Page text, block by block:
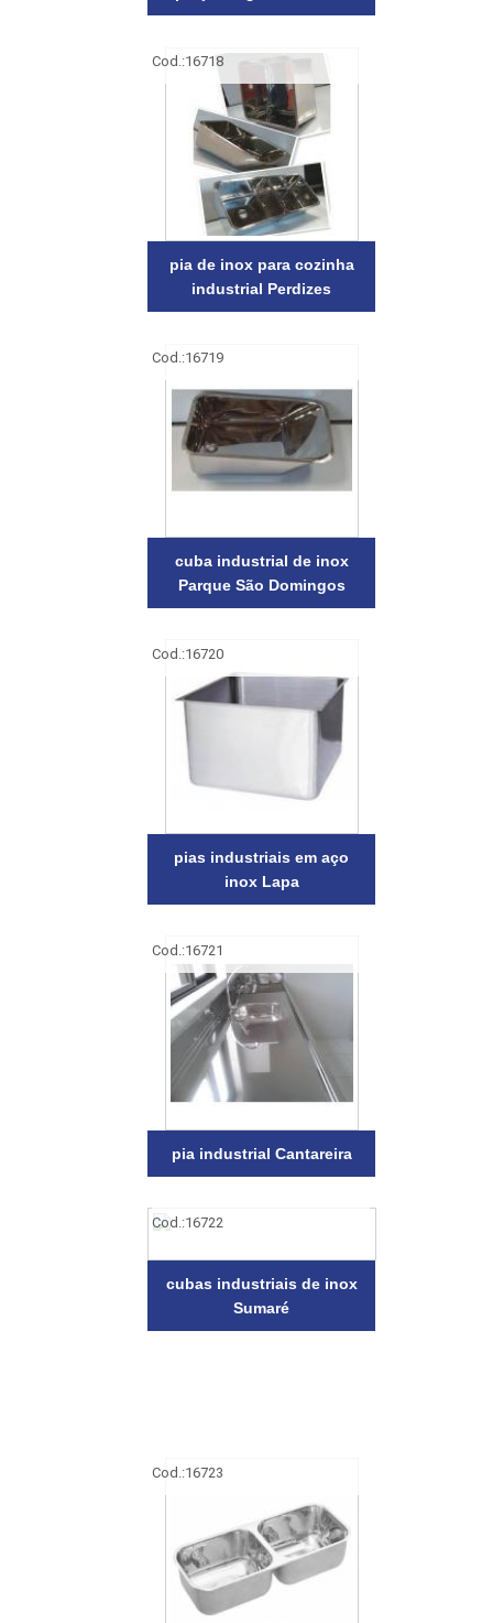
Cod.:16718
pia de inox para cozinha
industrial Perdizes
Cod.:16719
cuba industrial de inox
Parque São Domingos
Cod.:16720
pias industriais em aço
inox Lapa
Cod.:16721
pia industrial Cantareira
Cod.:16722
cubas industriais de inox
Sumaré
Cod.:16723